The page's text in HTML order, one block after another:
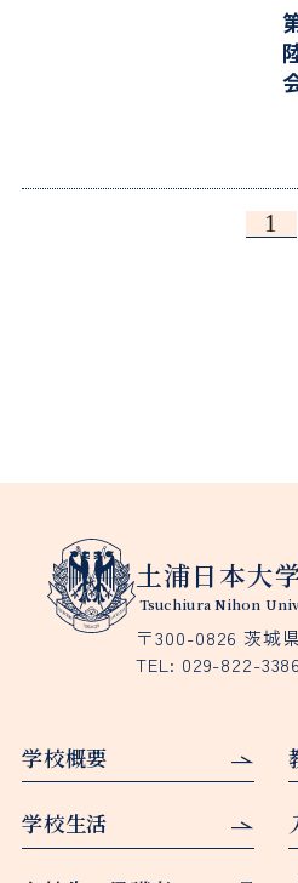
1
土浦日本大
Tsuchiura Nihon
〒300-0826 茨城
TEL: 029-822-3386
学校概要
学校生活